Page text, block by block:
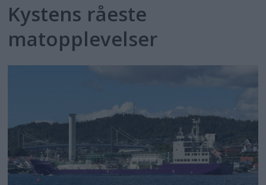
Kystens råeste
matopplevelser